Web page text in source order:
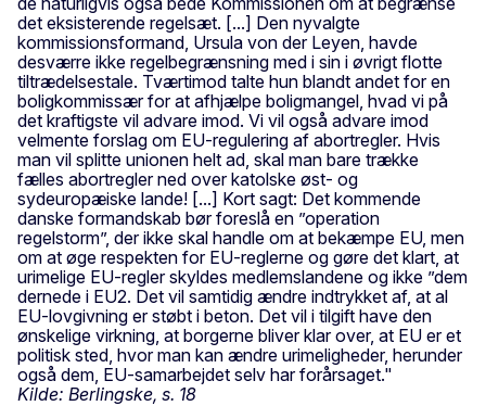
det eksisterende regelsæt. [...] Den nyvalgte
kommissionsformand, Ursula von der Leyen, havde
desværre ikke regelbegrænsning med i sin i øvrigt flotte
tiltrædelsestale. Tværtimod talte hun blandt andet for en
boligkommissær for at afhjælpe boligmangel, hvad vi på
det kraftigste vil advare imod. Vi vil også advare imod
velmente forslag om EU-regulering af abortregler. Hvis
man vil splitte unionen helt ad, skal man bare trække
fælles abortregler ned over katolske øst- og
sydeuropæiske lande! [...] Kort sagt: Det kommende
danske formandskab bør foreslå en ”operation
regelstorm”, der ikke skal handle om at bekæmpe EU, men
om at øge respekten for EU-reglerne og gøre det klart, at
urimelige EU-regler skyldes medlemslandene og ikke ”dem
dernede i EU2. Det vil samtidig ændre indtrykket af, at al
EU-lovgivning er støbt i beton. Det vil i tilgift have den
ønskelige virkning, at borgerne bliver klar over, at EU er et
politisk sted, hvor man kan ændre urimeligheder, herunder
også dem, EU-samarbejdet selv har forårsaget."
Kilde: Berlingske, s. 18